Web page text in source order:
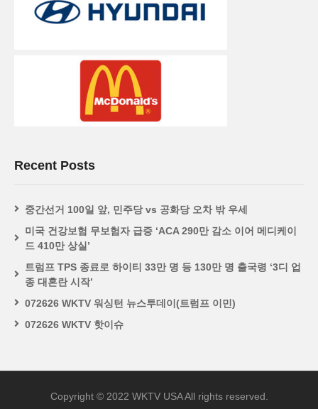
Recent Posts
중간선거 100일 앞, 민주당 vs 공화당 오차 밖 우세
미국 건강보험 무보험자 급증 ‘ACA 290만 감소 이어 메디케이
드 410만 상실’
트럼프 TPS 종료로 하이티 33만 명 등 130만 명 출국령 ‘3디 업
종 대혼란 시작’
072626 WKTV 워싱턴 뉴스투데이(트럼프 이민)
072626 WKTV 핫이슈
Copyright © 2022 WKTV USA All rights reserved.